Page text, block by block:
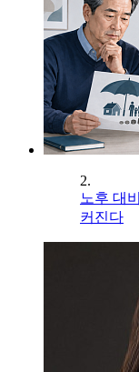
2.
노후 대
커진다